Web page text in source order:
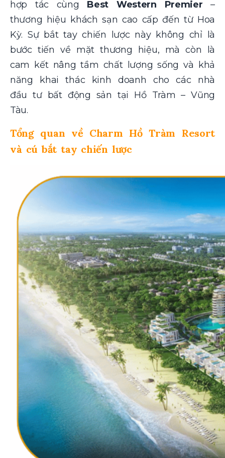
hợp tác cùng Best Western Premier –
thương hiệu khách sạn cao cấp đến từ Hoa
Kỳ. Sự bắt tay chiến lược này không chỉ là
bước tiến về mặt thương hiệu, mà còn là
cam kết nâng tầm chất lượng sống và khả
năng khai thác kinh doanh cho các nhà
đầu tư bất động sản tại Hồ Tràm – Vũng
Tàu.
Tổng quan về Charm Hồ Tràm Resort
và cú bắt tay chiến lược